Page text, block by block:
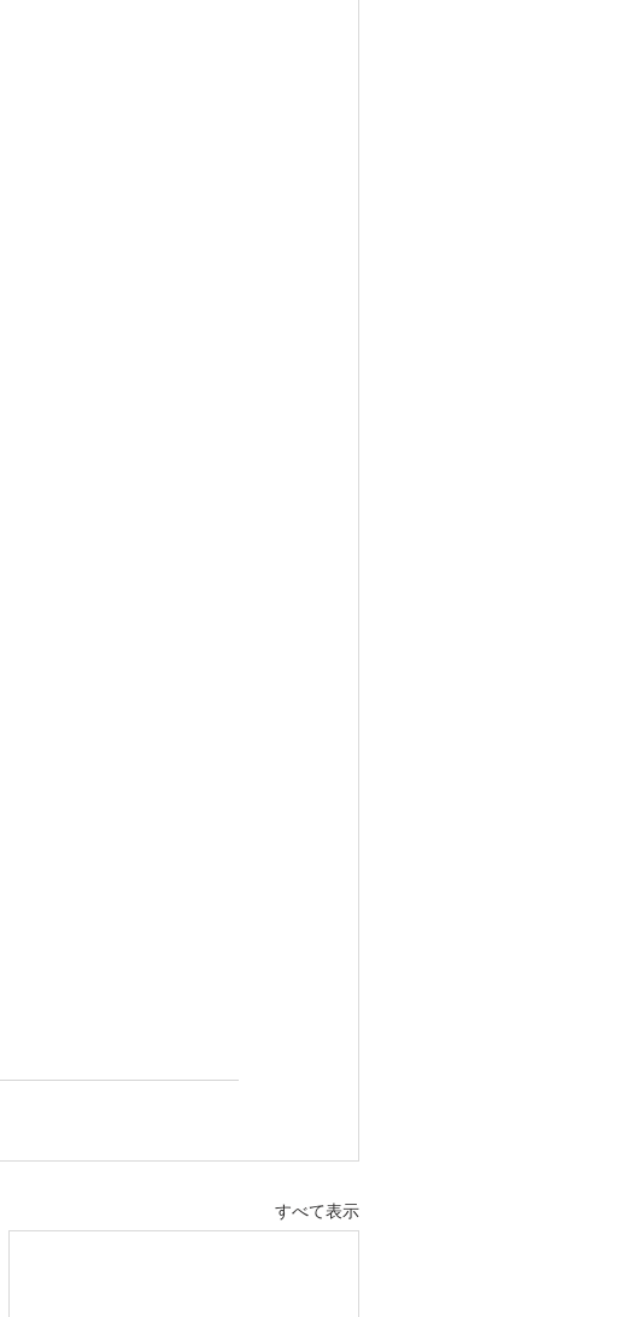
すべて表示